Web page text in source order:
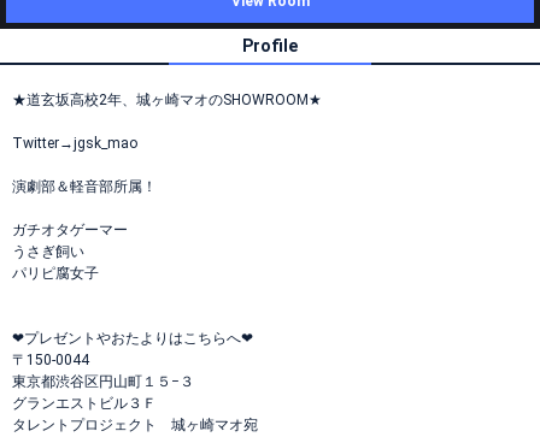
Profile
★道玄坂高校2年、城ヶ崎マオのSHOWROOM★
Twitter→jgsk_mao
演劇部＆軽音部所属！
ガチオタゲーマー
うさぎ飼い
パリピ腐女子
❤プレゼントやおたよりはこちらへ❤
〒150-0044
東京都渋谷区円山町１５−３
グランエストビル３Ｆ
タレントプロジェクト 城ヶ崎マオ宛